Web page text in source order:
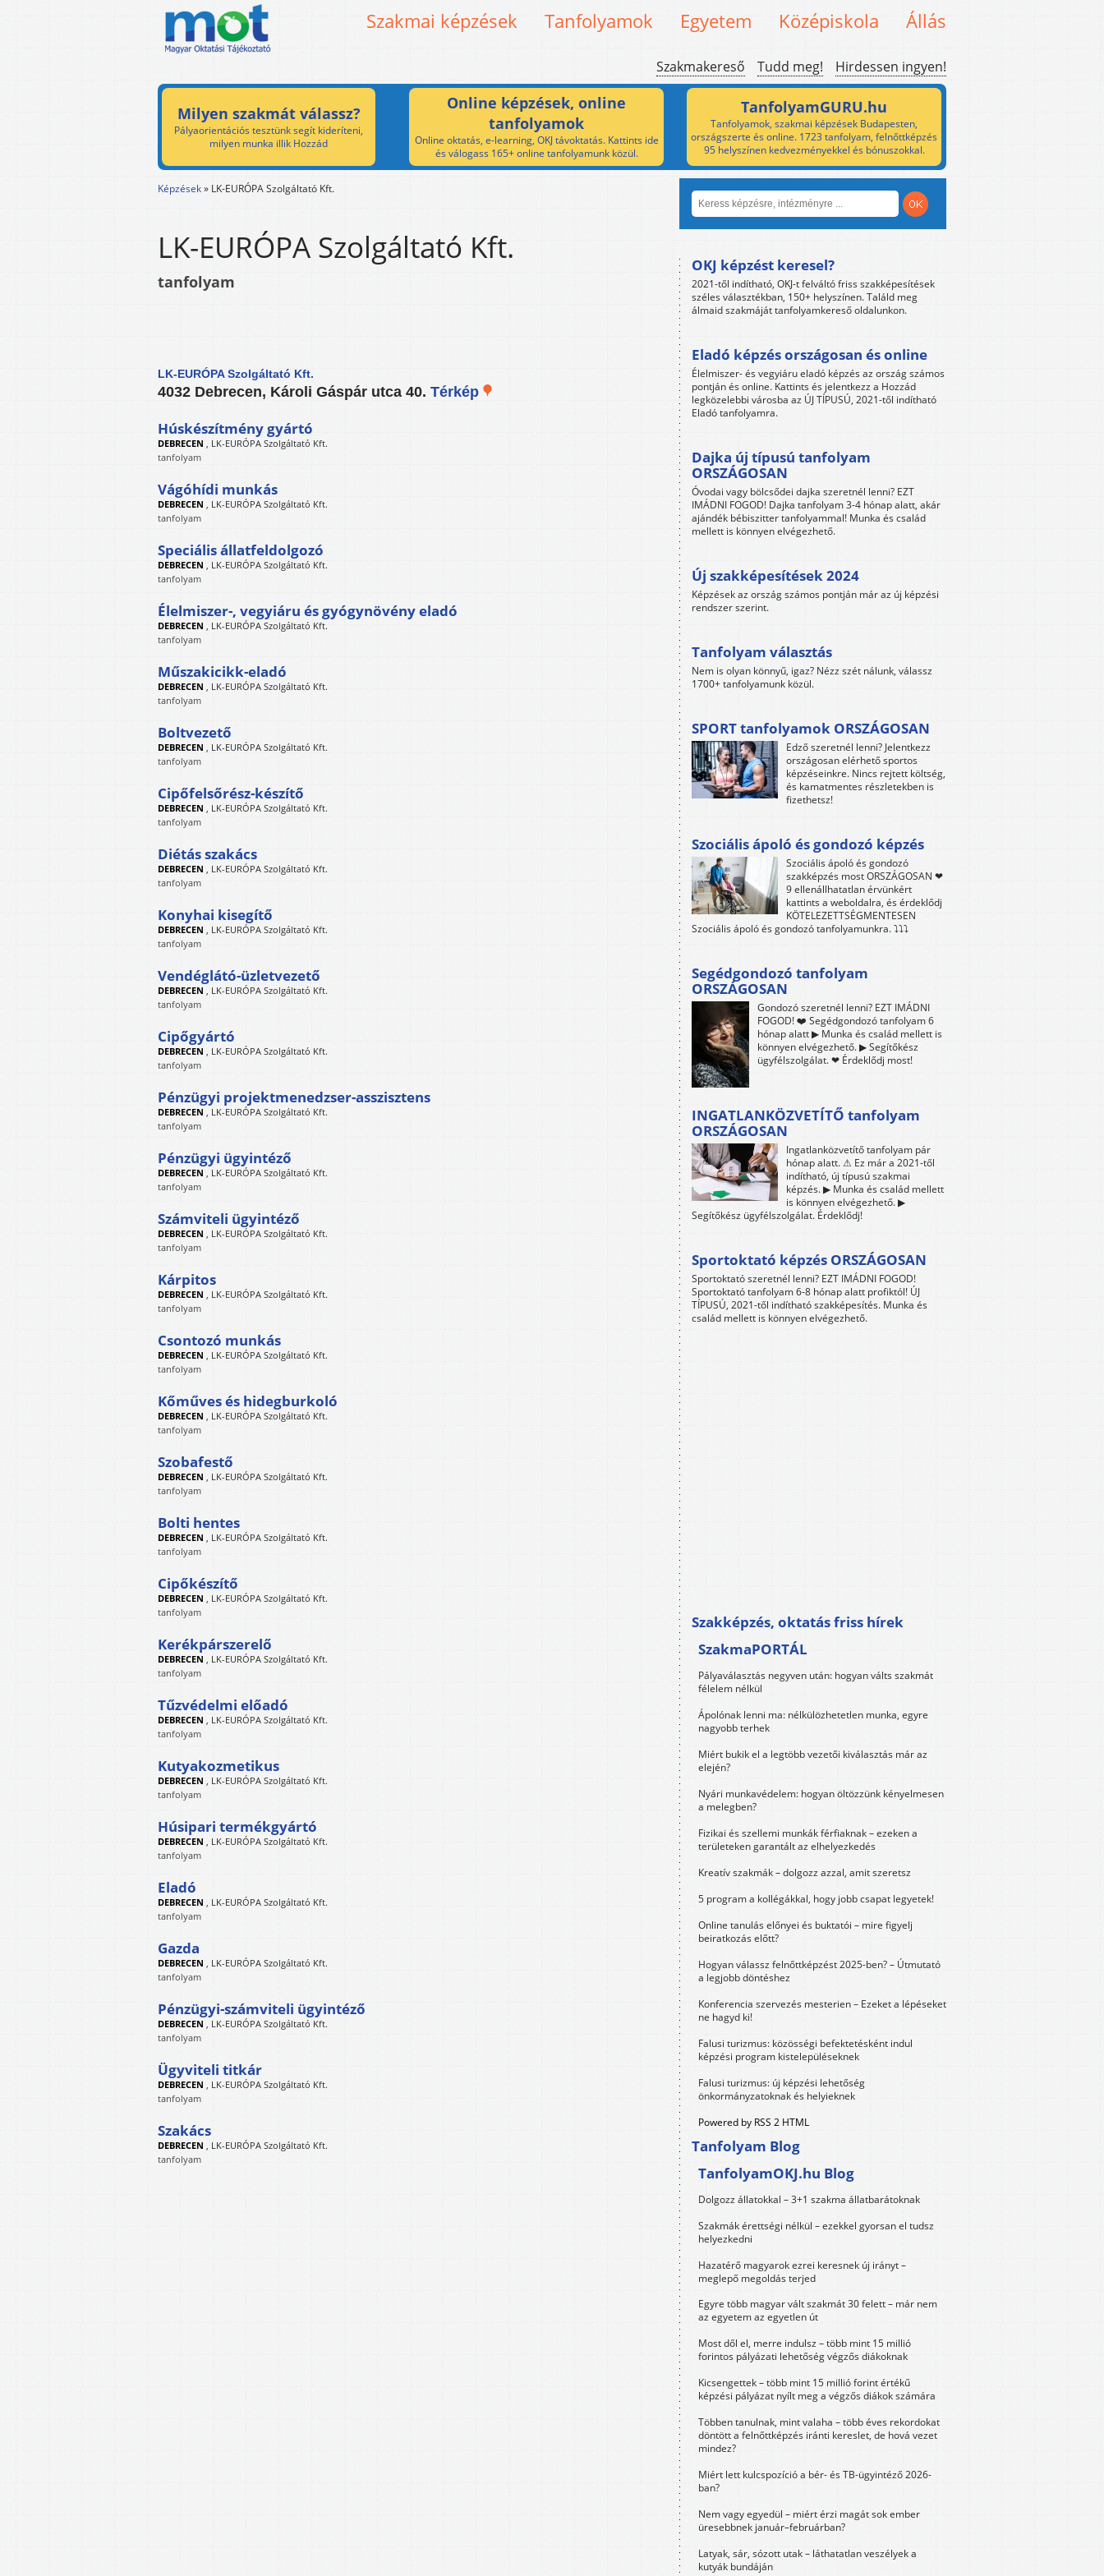
Szakmai képzések Tanfolyamok Egyetem Középiskola Állás
Szakmakereső Tudd meg! Hirdessen ingyen!
Milyen szakmát válassz?
Pályaorientációs tesztünk segít kideríteni,
milyen munka illik Hozzád
Online képzések, online
tanfolyamok
Online oktatás, e-learning, OKJ távoktatás. Kattints ide
és válogass 165+ online tanfolyamunk közül.
TanfolyamGURU.hu
Tanfolyamok, szakmai képzések Budapesten,
országszerte és online. 1723 tanfolyam, felnőttképzés
95 helyszínen kedvezményekkel és bónuszokkal.
Képzések» LK-EURÓPA Szolgáltató Kft.
LK-EURÓPA Szolgáltató Kft.
tanfolyam
LK-EURÓPA Szolgáltató Kft.
4032 Debrecen, Károli Gáspár utca 40. Térkép
Húskészítmény gyártó
DEBRECEN
LK-EURÓPA Szolgáltató Kft.
tanfolyam
Vágóhídi munkás
DEBRECEN
LK-EURÓPA Szolgáltató Kft.
tanfolyam
Speciális állatfeldolgozó
DEBRECEN
LK-EURÓPA Szolgáltató Kft.
tanfolyam
Élelmiszer-, vegyiáru és gyógynövény eladó
DEBRECEN
LK-EURÓPA Szolgáltató Kft.
tanfolyam
Műszakicikk-eladó
DEBRECEN
LK-EURÓPA Szolgáltató Kft.
tanfolyam
Boltvezető
DEBRECEN
LK-EURÓPA Szolgáltató Kft.
tanfolyam
Cipőfelsőrész-készítő
DEBRECEN
LK-EURÓPA Szolgáltató Kft.
tanfolyam
Diétás szakács
DEBRECEN
LK-EURÓPA Szolgáltató Kft.
tanfolyam
Konyhai kisegítő
DEBRECEN
LK-EURÓPA Szolgáltató Kft.
tanfolyam
Vendéglátó-üzletvezető
DEBRECEN
LK-EURÓPA Szolgáltató Kft.
tanfolyam
Cipőgyártó
DEBRECEN
LK-EURÓPA Szolgáltató Kft.
tanfolyam
Pénzügyi projektmenedzser-asszisztens
DEBRECEN
LK-EURÓPA Szolgáltató Kft.
tanfolyam
Pénzügyi ügyintéző
DEBRECEN
LK-EURÓPA Szolgáltató Kft.
tanfolyam
Számviteli ügyintéző
DEBRECEN
LK-EURÓPA Szolgáltató Kft.
tanfolyam
Kárpitos
DEBRECEN
LK-EURÓPA Szolgáltató Kft.
tanfolyam
Csontozó munkás
DEBRECEN
LK-EURÓPA Szolgáltató Kft.
tanfolyam
Kőműves és hidegburkoló
DEBRECEN
LK-EURÓPA Szolgáltató Kft.
tanfolyam
Szobafestő
DEBRECEN
LK-EURÓPA Szolgáltató Kft.
tanfolyam
Bolti hentes
DEBRECEN
LK-EURÓPA Szolgáltató Kft.
tanfolyam
Cipőkészítő
DEBRECEN
LK-EURÓPA Szolgáltató Kft.
tanfolyam
Kerékpárszerelő
DEBRECEN
LK-EURÓPA Szolgáltató Kft.
tanfolyam
Tűzvédelmi előadó
DEBRECEN
LK-EURÓPA Szolgáltató Kft.
tanfolyam
Kutyakozmetikus
DEBRECEN
LK-EURÓPA Szolgáltató Kft.
tanfolyam
Húsipari termékgyártó
DEBRECEN
LK-EURÓPA Szolgáltató Kft.
tanfolyam
Eladó
DEBRECEN
LK-EURÓPA Szolgáltató Kft.
tanfolyam
Gazda
DEBRECEN
LK-EURÓPA Szolgáltató Kft.
tanfolyam
Pénzügyi-számviteli ügyintéző
DEBRECEN
LK-EURÓPA Szolgáltató Kft.
tanfolyam
Ügyviteli titkár
DEBRECEN
LK-EURÓPA Szolgáltató Kft.
tanfolyam
Szakács
DEBRECEN
LK-EURÓPA Szolgáltató Kft.
tanfolyam
OKJ képzést keresel?
2021-től indítható, OKJ-t felváltó friss szakképesítések
széles választékban, 150+ helyszínen. Találd meg
álmaid szakmáját tanfolyamkereső oldalunkon.
Eladó képzés országosan és online
Élelmiszer- és vegyiáru eladó képzés az ország számos
pontján és online. Kattints és jelentkezz a Hozzád
legközelebbi városba az ÚJ TÍPUSÚ, 2021-től indítható
Eladó tanfolyamra.
Dajka új típusú tanfolyam
ORSZÁGOSAN
Óvodai vagy bölcsődei dajka szeretnél lenni? EZT
IMÁDNI FOGOD! Dajka tanfolyam 3-4 hónap alatt, akár
ajándék bébiszitter tanfolyammal! Munka és család
mellett is könnyen elvégezhető.
Új szakképesítések 2024
Képzések az ország számos pontján már az új képzési
rendszer szerint.
Tanfolyam választás
Nem is olyan könnyű, igaz? Nézz szét nálunk, válassz
1700+ tanfolyamunk közül.
SPORT tanfolyamok ORSZÁGOSAN
Edző szeretnél lenni? Jelentkezz
országosan elérhető sportos
képzéseinkre. Nincs rejtett költség,
és kamatmentes részletekben is
fizethetsz!
Szociális ápoló és gondozó képzés
Szociális ápoló és gondozó
szakképzés most ORSZÁGOSAN ❤
9 ellenállhatatlan érvünkért
kattints a weboldalra, és érdeklődj
KÖTELEZETTSÉGMENTESEN
Szociális ápoló és gondozó tanfolyamunkra. ⤵⤵⤵
Segédgondozó tanfolyam
ORSZÁGOSAN
Gondozó szeretnél lenni? EZT IMÁDNI
FOGOD! ❤️ Segédgondozó tanfolyam 6
hónap alatt ▶ Munka és család mellett is
könnyen elvégezhető. ▶ Segítőkész
ügyfélszolgálat. ❤ Érdeklődj most!
INGATLANKÖZVETÍTŐ tanfolyam
ORSZÁGOSAN
Ingatlanközvetítő tanfolyam pár
hónap alatt. ⚠ Ez már a 2021-től
indítható, új típusú szakmai
képzés. ▶ Munka és család mellett
is könnyen elvégezhető. ▶
Segítőkész ügyfélszolgálat. Érdeklődj!
Sportoktató képzés ORSZÁGOSAN
Sportoktató szeretnél lenni? EZT IMÁDNI FOGOD!
Sportoktató tanfolyam 6-8 hónap alatt profiktól! ÚJ
TÍPUSÚ, 2021-től indítható szakképesítés. Munka és
család mellett is könnyen elvégezhető.
Szakképzés, oktatás friss hírek
SzakmaPORTÁL
Pályaválasztás negyven után: hogyan válts szakmát
félelem nélkül
Ápolónak lenni ma: nélkülözhetetlen munka, egyre
nagyobb terhek
Miért bukik el a legtöbb vezetői kiválasztás már az
elején?
Nyári munkavédelem: hogyan öltözzünk kényelmesen
a melegben?
Fizikai és szellemi munkák férfiaknak – ezeken a
területeken garantált az elhelyezkedés
Kreatív szakmák – dolgozz azzal, amit szeretsz
5 program a kollégákkal, hogy jobb csapat legyetek!
Online tanulás előnyei és buktatói – mire figyelj
beiratkozás előtt?
Hogyan válassz felnőttképzést 2025-ben? – Útmutató
a legjobb döntéshez
Konferencia szervezés mesterien – Ezeket a lépéseket
ne hagyd ki!
Falusi turizmus: közösségi befektetésként indul
képzési program kistelepüléseknek
Falusi turizmus: új képzési lehetőség
önkormányzatoknak és helyieknek
Powered by RSS 2 HTML
Tanfolyam Blog
TanfolyamOKJ.hu Blog
Dolgozz állatokkal – 3+1 szakma állatbarátoknak
Szakmák érettségi nélkül – ezekkel gyorsan el tudsz
helyezkedni
Hazatérő magyarok ezrei keresnek új irányt –
meglepő megoldás terjed
Egyre több magyar vált szakmát 30 felett – már nem
az egyetem az egyetlen út
Most dől el, merre indulsz – több mint 15 millió
forintos pályázati lehetőség végzős diákoknak
Kicsengettek – több mint 15 millió forint értékű
képzési pályázat nyílt meg a végzős diákok számára
Többen tanulnak, mint valaha – több éves rekordokat
döntött a felnőttképzés iránti kereslet, de hová vezet
mindez?
Miért lett kulcspozíció a bér- és TB-ügyintéző 2026-
ban?
Nem vagy egyedül – miért érzi magát sok ember
üresebbnek január–februárban?
Latyak, sár, sózott utak – láthatatlan veszélyek a
kutyák bundáján